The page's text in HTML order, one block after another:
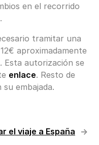
en el recorrido
tramitar una
aproximadamente
Esta autorización se
enlace. Resto de
embajada.
el viaje a España